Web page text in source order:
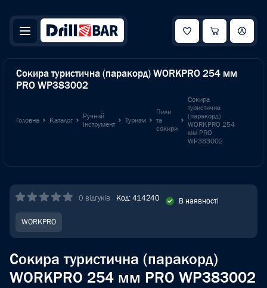
Сокира туристична (паракорд) WORKPRO 254 мм
PRO WP383002
Головна Каталог
Ручний
інструмент
Туризм
Пили
та
сокири
Сокира
туристична
(паракорд)
WORKPRO 254
мм PRO
WP383002
0 відгуків Код: 414240 В наявності
WORKPRO
Сокира туристична (паракорд)
WORKPRO 254 мм PRO WP383002